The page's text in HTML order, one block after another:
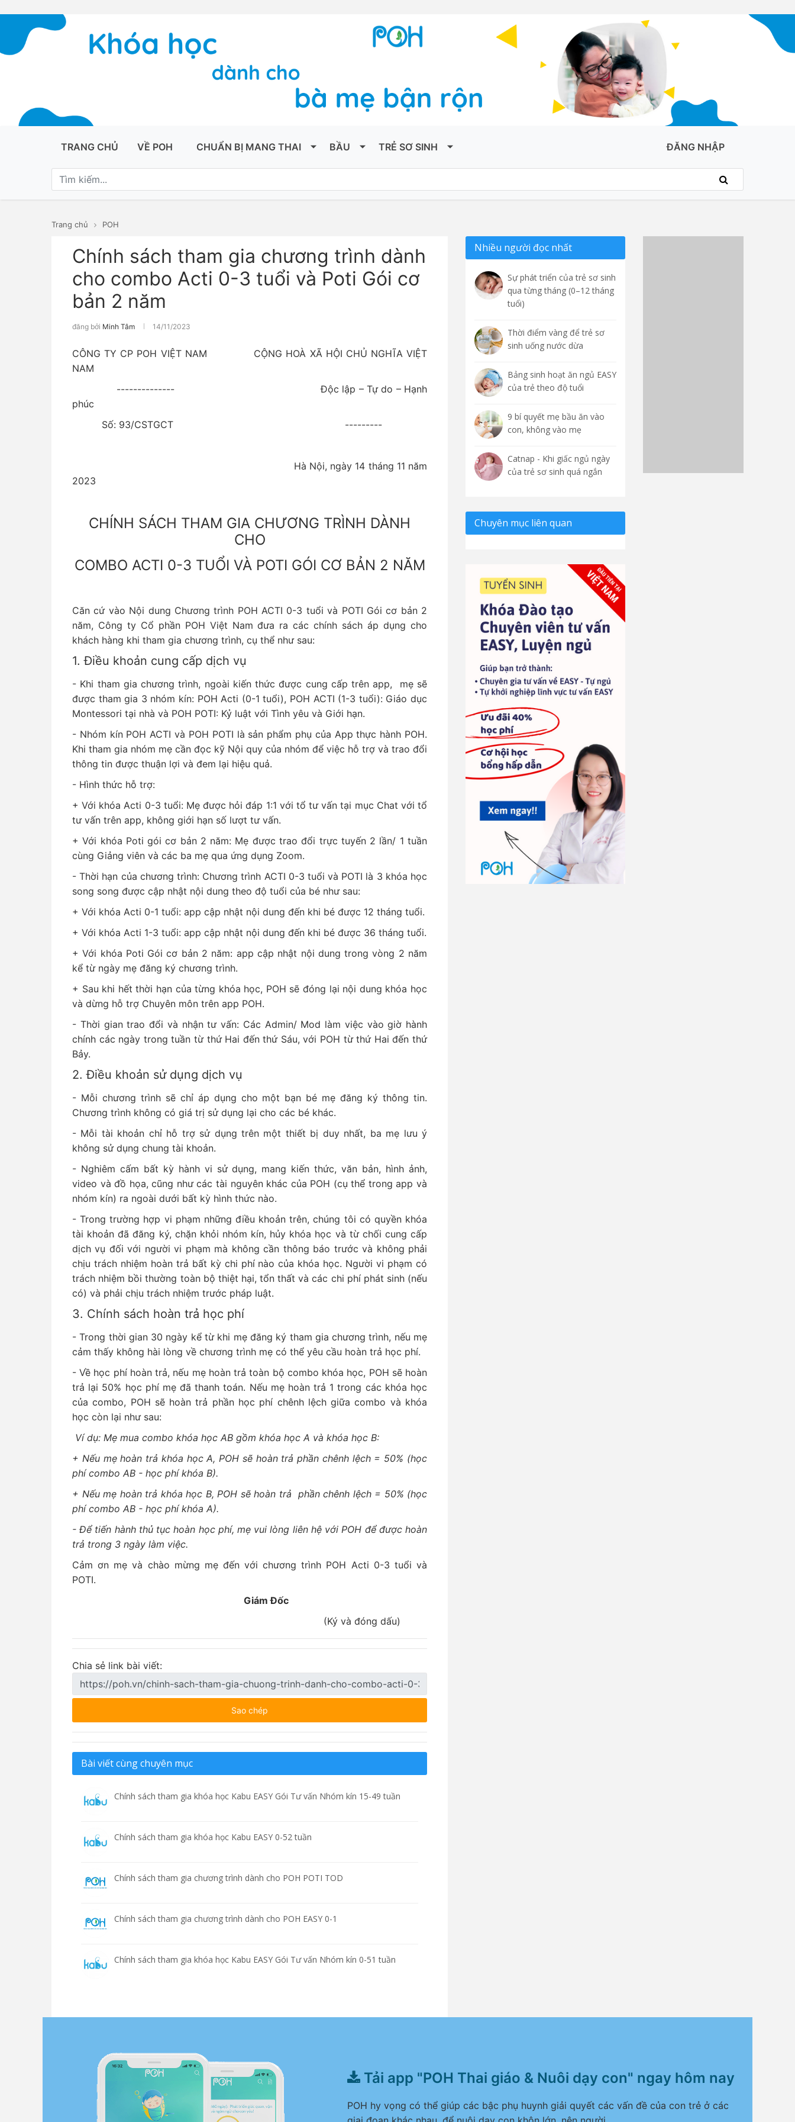
TRANG CHỦ VỀ POH CHUẨN BỊ MANG THAI BẦU TRẺ SƠ SINH ĐĂNG NHẬP
Trang chủ POH
Chính sách tham gia chương trình dành
cho combo Acti 0-3 tuổi và Poti Gói cơ
bản 2 năm
đăng bởi Minh Tâm 14/11/2023
CÔNG TY CP POH VIỆT NAM CỘNG HOÀ XÃ HỘI CHỦ NGHĨA VIỆT
NAM
-------------- Độc lập – Tự do – Hạnh
phúc
Số: 93/CSTGCT ---------
Hà Nội, ngày 14 tháng 11 năm
2023
CHÍNH SÁCH THAM GIA CHƯƠNG TRÌNH DÀNH
CHO
COMBO ACTI 0-3 TUỔI VÀ POTI GÓI CƠ BẢN 2 NĂM
Căn cứ vào Nội dung Chương trình POH ACTI 0-3 tuổi và POTI Gói cơ bản 2
năm, Công ty Cổ phần POH Việt Nam đưa ra các chính sách áp dụng cho
khách hàng khi tham gia chương trình, cụ thể như sau:
1. Điều khoản cung cấp dịch vụ
- Khi tham gia chương trình, ngoài kiến thức được cung cấp trên app, mẹ sẽ
được tham gia 3 nhóm kín: POH Acti (0-1 tuổi), POH ACTI (1-3 tuổi): Giáo dục
Montessori tại nhà và POH POTI: Kỷ luật với Tình yêu và Giới hạn.
- Nhóm kín POH ACTI và POH POTI là sản phẩm phụ của App thực hành POH.
Khi tham gia nhóm mẹ cần đọc kỹ Nội quy của nhóm để việc hỗ trợ và trao đổi
thông tin được thuận lợi và đem lại hiệu quả.
- Hình thức hỗ trợ:
+ Với khóa Acti 0-3 tuổi: Mẹ được hỏi đáp 1:1 với tổ tư vấn tại mục Chat với tổ
tư vấn trên app, không giới hạn số lượt tư vấn.
+ Với khóa Poti gói cơ bản 2 năm: Mẹ được trao đổi trực tuyến 2 lần/ 1 tuần
cùng Giảng viên và các ba mẹ qua ứng dụng Zoom.
- Thời hạn của chương trình: Chương trình ACTI 0-3 tuổi và POTI là 3 khóa học
song song được cập nhật nội dung theo độ tuổi của bé như sau:
+ Với khóa Acti 0-1 tuổi: app cập nhật nội dung đến khi bé được 12 tháng tuổi.
+ Với khóa Acti 1-3 tuổi: app cập nhật nội dung đến khi bé được 36 tháng tuổi.
+ Với khóa Poti Gói cơ bản 2 năm: app cập nhật nội dung trong vòng 2 năm
kể từ ngày mẹ đăng ký chương trình.
+ Sau khi hết thời hạn của từng khóa học, POH sẽ đóng lại nội dung khóa học
và dừng hỗ trợ Chuyên môn trên app POH.
- Thời gian trao đổi và nhận tư vấn: Các Admin/ Mod làm việc vào giờ hành
chính các ngày trong tuần từ thứ Hai đến thứ Sáu, với POH từ thứ Hai đến thứ
Bảy.
2. Điều khoản sử dụng dịch vụ
- Mỗi chương trình sẽ chỉ áp dụng cho một bạn bé mẹ đăng ký thông tin.
Chương trình không có giá trị sử dụng lại cho các bé khác.
- Mỗi tài khoản chỉ hỗ trợ sử dụng trên một thiết bị duy nhất, ba mẹ lưu ý
không sử dụng chung tài khoản.
- Nghiêm cấm bất kỳ hành vi sử dụng, mang kiến thức, văn bản, hình ảnh,
video và đồ họa, cũng như các tài nguyên khác của POH (cụ thể trong app và
nhóm kín) ra ngoài dưới bất kỳ hình thức nào.
- Trong trường hợp vi phạm những điều khoản trên, chúng tôi có quyền khóa
tài khoản đã đăng ký, chặn khỏi nhóm kín, hủy khóa học và từ chối cung cấp
dịch vụ đối với người vi phạm mà không cần thông báo trước và không phải
chịu trách nhiệm hoàn trả bất kỳ chi phí nào của khóa học. Người vi phạm có
trách nhiệm bồi thường toàn bộ thiệt hại, tổn thất và các chi phí phát sinh (nếu
có) và phải chịu trách nhiệm trước pháp luật.
3. Chính sách hoàn trả học phí
- Trong thời gian 30 ngày kể từ khi mẹ đăng ký tham gia chương trình, nếu mẹ
cảm thấy không hài lòng về chương trình mẹ có thể yêu cầu hoàn trả học phí.
- Về học phí hoàn trả, nếu mẹ hoàn trả toàn bộ combo khóa học, POH sẽ hoàn
trả lại 50% học phí mẹ đã thanh toán. Nếu mẹ hoàn trả 1 trong các khóa học
của combo, POH sẽ hoàn trả phần học phí chênh lệch giữa combo và khóa
học còn lại như sau:
Ví dụ: Mẹ mua combo khóa học AB gồm khóa học A và khóa học B:
+ Nếu mẹ hoàn trả khóa học A, POH sẽ hoàn trả phần chênh lệch = 50% (học
phí combo AB - học phí khóa B).
+ Nếu mẹ hoàn trả khóa học B, POH sẽ hoàn trả phần chênh lệch = 50% (học
phí combo AB - học phí khóa A).
- Để tiến hành thủ tục hoàn học phí, mẹ vui lòng liên hệ với POH để được hoàn
trả trong 3 ngày làm việc.
Cảm ơn mẹ và chào mừng mẹ đến với chương trình POH Acti 0-3 tuổi và
POTI.
Giám Đốc
(Ký và đóng dấu)
Chia sẻ link bài viết:
Sao chép
Bài viết cùng chuyên mục
Chính sách tham gia khóa học Kabu EASY Gói Tư vấn Nhóm kín 15-49 tuần
Chính sách tham gia khóa học Kabu EASY 0-52 tuần
Chính sách tham gia chương trình dành cho POH POTI TOD
Chính sách tham gia chương trình dành cho POH EASY 0-1
Chính sách tham gia khóa học Kabu EASY Gói Tư vấn Nhóm kín 0-51 tuần
Nhiều người đọc nhất
Sự phát triển của trẻ sơ sinh
qua từng tháng (0–12 tháng
tuổi)
Thời điểm vàng để trẻ sơ
sinh uống nước dừa
Bảng sinh hoạt ăn ngủ EASY
của trẻ theo độ tuổi
9 bí quyết mẹ bầu ăn vào
con, không vào mẹ
Catnap - Khi giấc ngủ ngày
của trẻ sơ sinh quá ngắn
Chuyên mục liên quan
Tải app "POH Thai giáo & Nuôi dạy con" ngay hôm nay
POH hy vọng có thể giúp các bậc phụ huynh giải quyết các vấn đề của con trẻ ở các